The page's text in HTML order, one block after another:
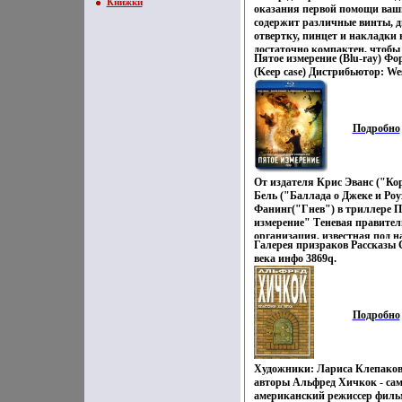
оказания первой помощи
содержит различные винты,
отвертку, пинцет и накладки
достаточно компактен,
сумке или кармане
Великобритании Артикул:
см х 15 см х 1,5 см Размер
1,3 см Материал: пластик
Китай.
Пятое измерение (Blu-ray)
(Keep case) Дистрибьютор:
код: А, B, С Количество
Субтитры: Русский /
дорожки: Русский DTS-HD
Подробно
От издателя Крис Эванс
Бель ("Баллада о Джеке и
Фанинг("Гнев") в триллере
измерение" Теневая
организация, известная под
собирает всевозможных
проведения экспериментов,
резко увеличить потенциал
самую мощную в мире армию,
можно себе представить К
практически никому не
испытаний Ник Гант,
телекинезу, или «мувер»,
как члены Дивизиона более
его отца Он находит себе
Гонконге Однако Ник
когда Кэсси Холмс, 13-
Галерея призраков
века инфо 3869q.
Подробно
Художники: Лариса
авторы Альфред Хичкок -
американский режиссер